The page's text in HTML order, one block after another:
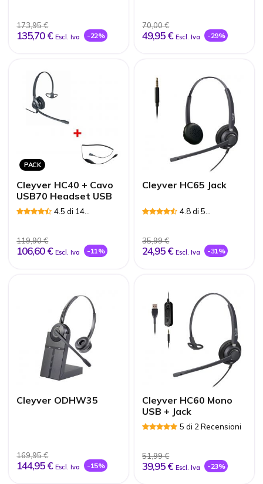
173,95 €
135,70 € Escl. Iva -22%
70,00 €
49,95 € Escl. Iva -29%
PACK
Cleyver HC40 + Cavo
USB70 Headset USB
4.5 di 14
119,90 €
106,60 € Escl. Iva -11%
Cleyver HC65 Jack
4.8 di 5
35,99 €
24,95 € Escl. Iva -31%
Cleyver ODHW35
169,95 €
144,95 € Escl. Iva -15%
Cleyver HC60 Mono
USB + Jack
5 di 2 Recensioni
51,99 €
39,95 € Escl. Iva -23%